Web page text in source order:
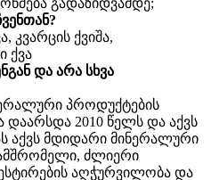
კვარცის ქვიშა,
ქვა
და არა სხვა
პროდუქტების
დაარსდა 2010 წელს და აქვს
აქვს მდიდარი მინერალური
ძლიერი
აღჭურვილობა და